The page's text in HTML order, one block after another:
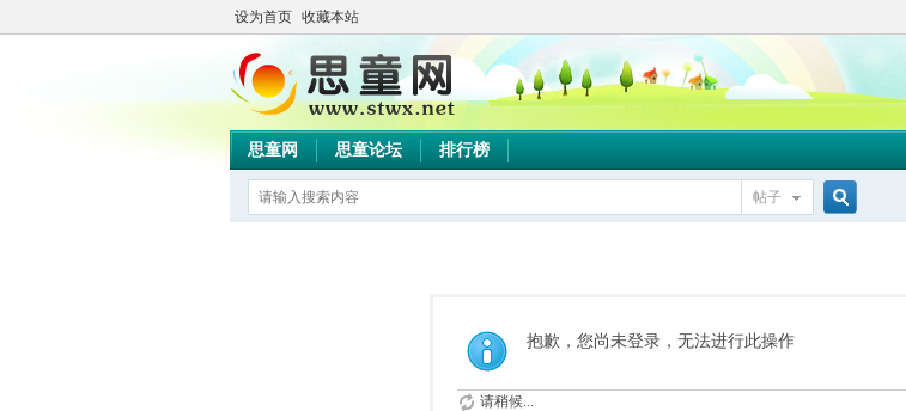
设为首页 收藏本站
思童网 思童论坛 排行榜
帖子
抱歉，您尚未登录，无法进行此操作
请稍候...